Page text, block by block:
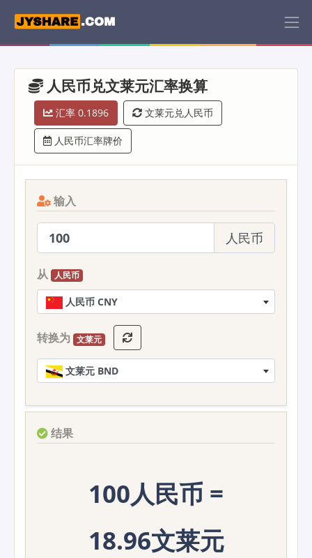
人民币兑文莱元汇率换算
汇率 0.1896 文莱元兑人民币
人民币汇率牌价
输入
人民币
从 人民币
人民币 CNY
转换为 文莱元
文莱元 BND
结果
100人民币 =
18.96文莱元